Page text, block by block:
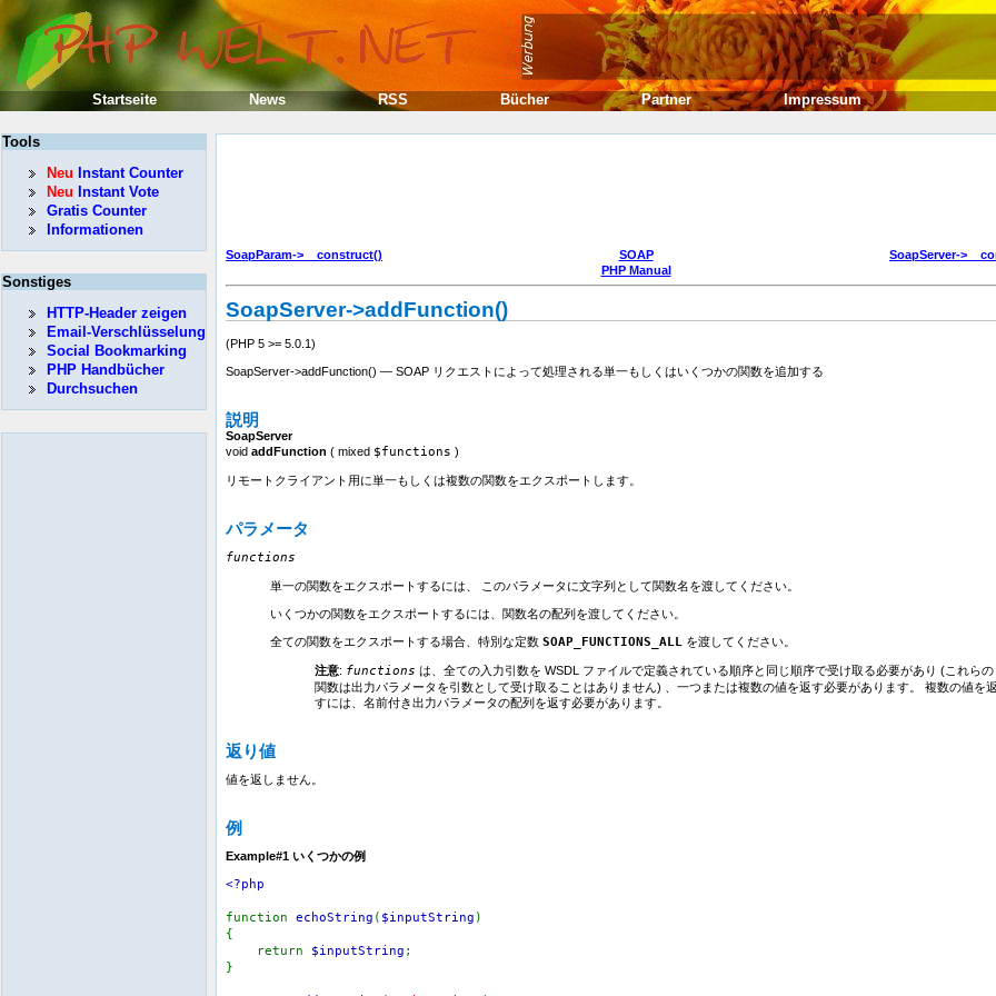
SoapParam->__construct() SoapServer-
SOAP
PHP Manual
SoapServer->addFunction()
(PHP 5 >= 5.0.1)
SoapServer->addFunction() — SOAP リクエストによって処理される単一もしくはいくつかの関数を追加する
説明
SoapServer
void addFunction ( mixed $functions )
リモートクライアント用に単一もしくは複数の関数をエクスポートします。
パラメータ
functions
単一の関数をエクスポートするには、 このパラメータに文字列として関数名を渡してください。
いくつかの関数をエクスポートするには、関数名の配列を渡してください。
全ての関数をエクスポートする場合、特別な定数 SOAP_FUNCTIONS_ALL を渡してください。
注意: functions は、全ての入力引数を WSDL ファイルで定義されている順序と同じ順序で受け取る必要があり (これらの
関数は出力パラメータを引数として受け取ることはありません) 、一つまたは複数の値を返す必要があります。 複数の値を
すには、名前付き出力パラメータの配列を返す必要があります。
返り値
値を返しません。
例
Example#1 いくつかの例
<?php
function echoString ( $inputString )
{
return $inputString ;
}
Tools
Neu Instant Counter
Neu Instant Vote
Gratis Counter
Informationen
Sonstiges
HTTP-Header zeigen
Email-Verschlüsselung
Social Bookmarking
PHP Handbücher
Durchsuchen
Startseite News RSS Bücher Partner Impressum